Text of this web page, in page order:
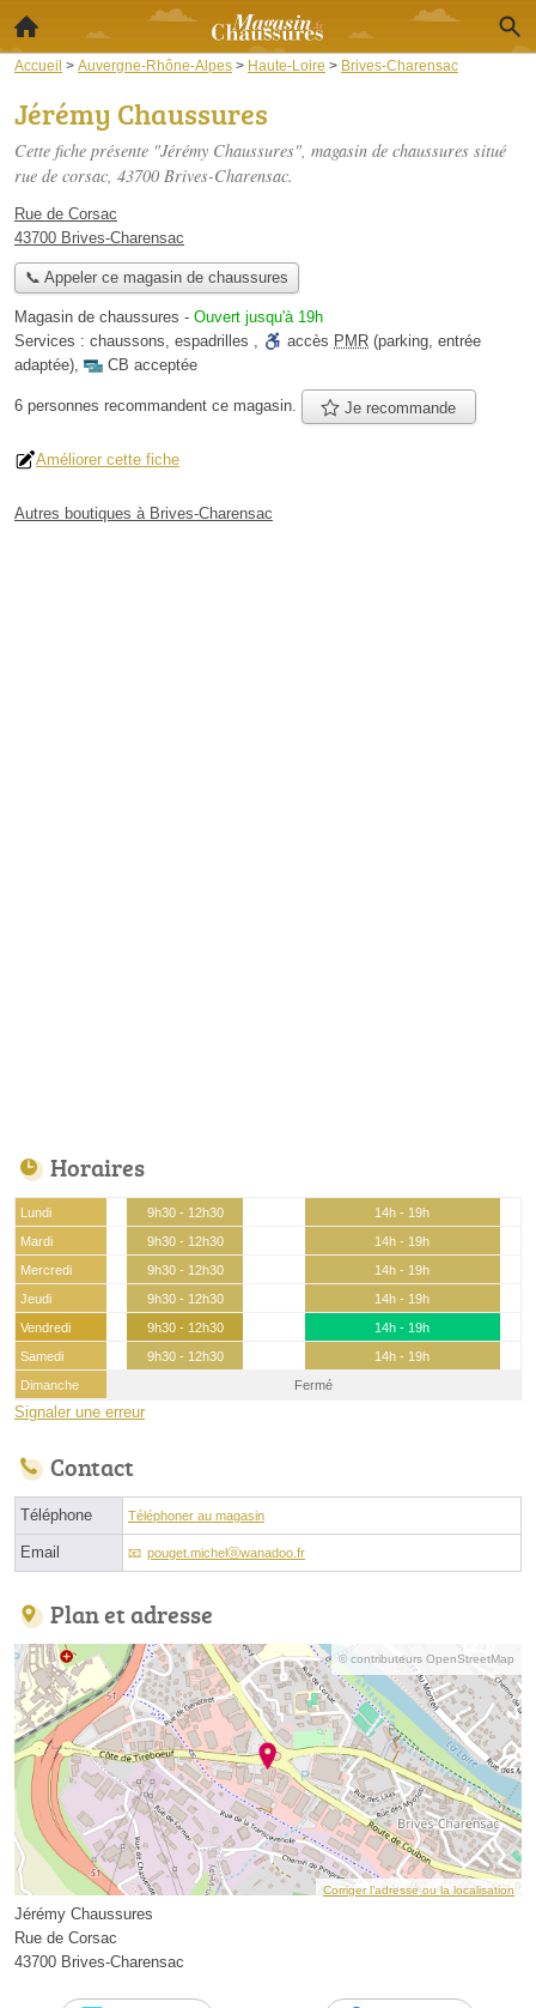
Accueil > Auvergne-Rhône-Alpes > Haute-Loire > Brives-Charensac
Jérémy Chaussures
Cette fiche présente "Jérémy Chaussures", magasin de chaussures situé
rue de corsac, 43700 Brives-Charensac.
Rue de Corsac
43700 Brives-Charensac
📞 Appeler ce magasin de chaussures
Magasin de chaussures - Ouvert jusqu'à 19h
Services : chaussons, espadrilles , accès PMR (parking, entrée
adaptée), CB acceptée
6 personnes recommandent ce magasin. Je recommande
Améliorer cette fiche
Autres boutiques à Brives-Charensac
Horaires
Lundi 9h30 - 12h30
14h - 19h
Mardi
9h30 - 12h30
14h - 19h
Mercredi
9h30 - 12h30
14h - 19h
Jeudi
9h30 - 12h30
14h - 19h
Vendredi
9h30 - 12h30
14h - 19h
Samedi
9h30 - 12h30
14h - 19h
Dimanche
Fermé
Signaler une erreur
Contact
Téléphone Téléphoner au magasin
Email pouget.michelⓐwanadoo.fr
Plan et adresse
© contributeurs OpenStreetMap
Corriger l’adresse ou la localisation
Jérémy Chaussures
Rue de Corsac
43700 Brives-Charensac